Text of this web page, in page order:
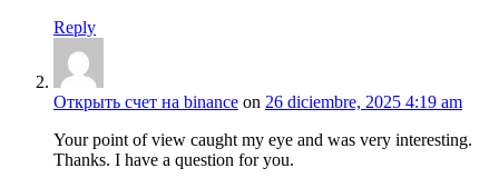
Reply
Открыть счет на binance on 26 diciembre, 2025 4:19 am
Your point of view caught my eye and was very interesting.
Thanks. I have a question for you.